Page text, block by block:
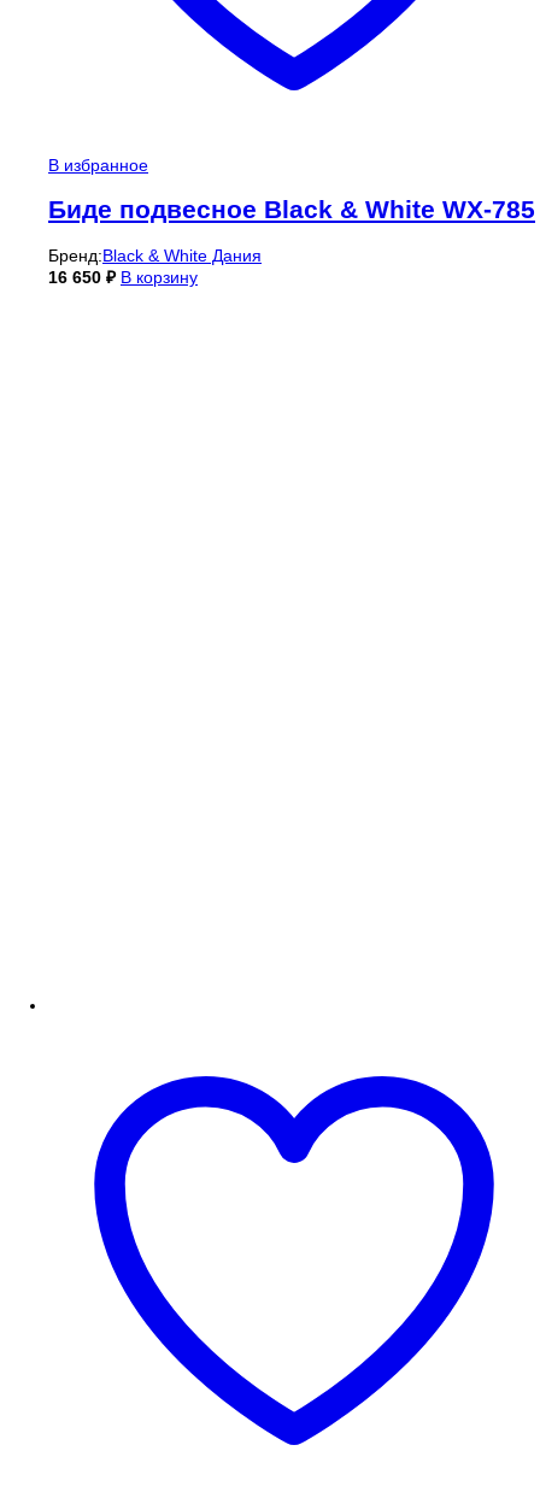
В избранное
Биде подвесное Black & White WX-785
Бренд:Black & White Дания
16 650 ₽ В корзину